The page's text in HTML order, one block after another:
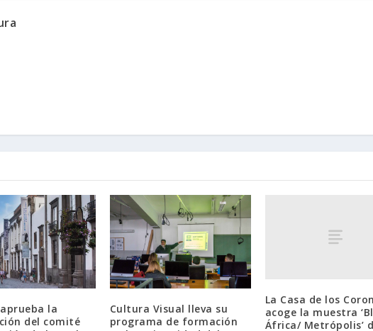
aprueba la
del comité
Cultura Visual lleva su
programa de formación
La Casa de los
acoge la muestra
África/ Metrópolis’